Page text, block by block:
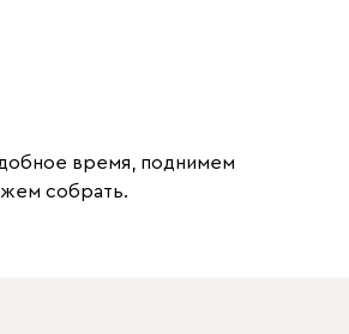
время, поднимем
собрать.